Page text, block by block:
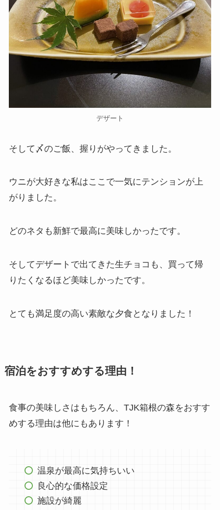
デザート
そして〆のご飯、握りがやってきました。
ウニが大好きな私はここで一気にテンションが上
がりました。
どのネタも新鮮で最高に美味しかったです。
そしてデザートで出てきた生チョコも、買って帰
りたくなるほど美味しかったです。
とても満足度の高い素敵な夕食となりました！
宿泊をおすすめする理由！
食事の美味しさはもちろん、TJK箱根の森をおすす
めする理由は他にもあります！
温泉が最高に気持ちいい
良心的な価格設定
施設が綺麗